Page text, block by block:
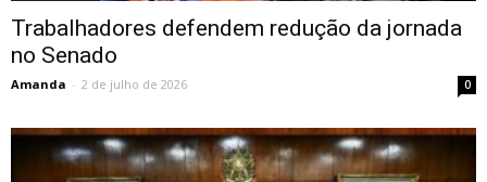
Trabalhadores defendem redução da jornada
no Senado
Amanda - 2 de julho de 2026 0